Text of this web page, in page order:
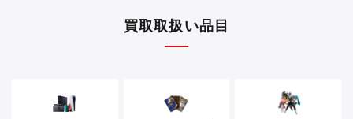
買取取扱い品目